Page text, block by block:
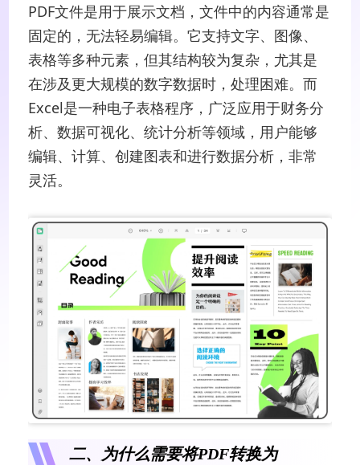
PDF文件是用于展示文档，文件中的内容通常是
固定的，无法轻易编辑。它支持文字、图像、
表格等多种元素，但其结构较为复杂，尤其是
在涉及更大规模的数字数据时，处理困难。而
Excel是一种电子表格程序，广泛应用于财务分
析、数据可视化、统计分析等领域，用户能够
编辑、计算、创建图表和进行数据分析，非常
灵活。
二、为什么需要将PDF转换为